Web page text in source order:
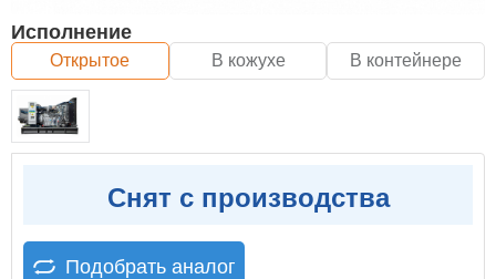
Исполнение
Открытое В кожухе В контейнере
Снят с производства
Подобрать аналог